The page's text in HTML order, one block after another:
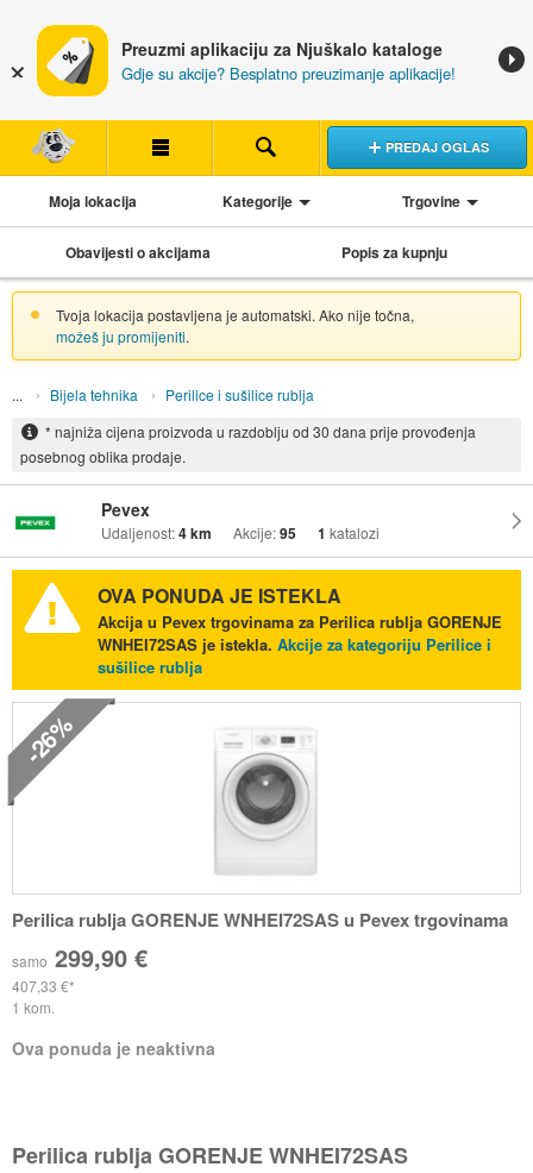
Preuzmi aplikaciju za Njuškalo kataloge
Gdje su akcije? Besplatno preuzimanje aplikacije!
PREDAJ OGLAS
Moja lokacija Kategorije Trgovine
Obavijesti o akcijama Popis za kupnju
Tvoja lokacija postavljena je automatski. Ako nije točna,
možeš ju promijeniti.
Bijela tehnika
Perilice i sušilice rublja
* najniža cijena proizvoda u razdoblju od 30 dana prije provođenja
posebnog oblika prodaje.
Pevex
Udaljenost:4 km Akcije:95 1 katalozi
OVA PONUDA JE ISTEKLA
Akcija u Pevex trgovinama za Perilica rublja GORENJE
WNHEI72SAS je istekla. Akcije za kategoriju Perilice i
sušilice rublja
-26%
Perilica rublja GORENJE WNHEI72SAS u Pevex trgovinama
samo 299,90 €
407,33 €
1 kom.
Ova ponuda je neaktivna
Perilica rublja GORENJE WNHEI72SAS